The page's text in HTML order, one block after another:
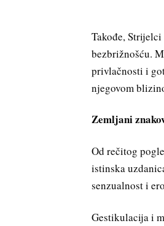
Takođe,
bezbrižnošću.
privlačnosti i
njegovom
Zemljani
Od rečitog
istinska
senzualnost i
Gestikulacija i